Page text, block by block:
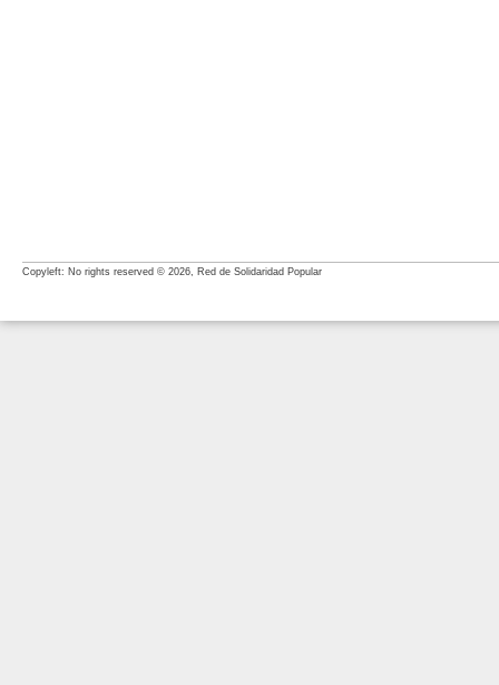
Copyleft: No rights reserved © 2026, Red de Solidaridad Popular